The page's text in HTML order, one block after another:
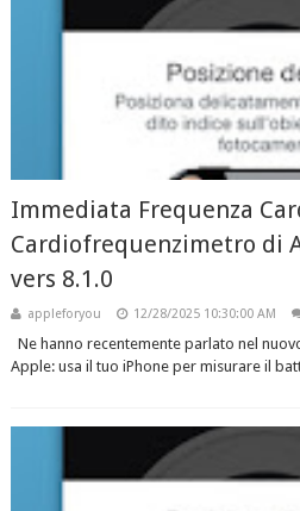
Immediata Frequenza
Cardiofrequenzimetro di
vers 8.1.0
appleforyou 12/28/2025 10:30:00 AM
Ne hanno recentemente parlato nel
Apple: usa il tuo iPhone per misurare il